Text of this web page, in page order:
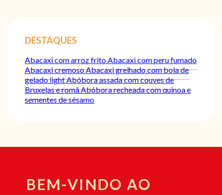
DESTAQUES
Abacaxi com arroz frito Abacaxi com peru fumado
Abacaxi cremosoAbacaxi grelhado com bola de
gelado lightAbóbora assada com couves de
Bruxelas e romãAbóbora recheada com quinoa e
sementes de sésamo
BEM-VINDO AO